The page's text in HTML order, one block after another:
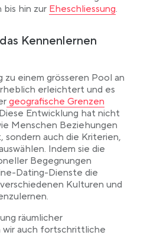
hin zur Link opens in a new
Eheschliessung.
Kennenlernen
einem grösseren Pool an
erleichtert und es
Link opens in a new tab
geografische Grenzen
Entwicklung hat nicht
Menschen Beziehungen
auch die Kriterien,
Indem sie die
Begegnungen
Dating-Dienste die
Kulturen und
räumlicher
auch fortschrittliche